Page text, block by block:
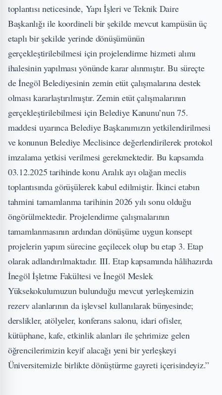
toplantısı neticesinde, Yapı İşleri ve Teknik Daire
Başkanlığı ile koordineli bir şekilde mevcut kampüsün üç
etaplı bir şekilde yerinde dönüşümünün
gerçekleştirilebilmesi için projelendirme hizmeti alımı
ihalesinin yapılması yönünde karar alınmıştır. Bu süreçte
de İnegöl Belediyesinin zemin etüt çalışmalarına destek
olması kararlaştırılmıştır. Zemin etüt çalışmalarının
gerçekleştirilebilmesi için Belediye Kanunu’nun 75.
maddesi uyarınca Belediye Başkanımızın yetkilendirilmesi
ve konunun Belediye Meclisince değerlendirilerek protokol
imzalama yetkisi verilmesi gerekmektedir. Bu kapsamda
03.12.2025 tarihinde konu Aralık ayı olağan meclis
toplantısında görüşülerek kabul edilmiştir. İkinci etabın
tahmini tamamlanma tarihinin 2026 yılı sonu olduğu
öngörülmektedir. Projelendirme çalışmalarının
tamamlanmasının ardından dönüşüme uygun konsept
projelerin yapım sürecine geçilecek olup bu etap 3. Etap
olarak adlandırılmaktadır. III. Etap kapsamında hâlihazırda
İnegöl İşletme Fakültesi ve İnegöl Meslek
Yüksekokulumuzun bulunduğu mevcut yerleşkemizin
rezerv alanlarının da işlevsel kullanılarak bünyesinde;
derslikler, atölyeler, konferans salonu, idari ofisler,
kütüphane, kafe, etkinlik alanları ile şehrimize gelen
öğrencilerimizin keyif alacağı yeni bir yerleşkeyi
Üniversitemizle birlikte dönüştürme gayreti içerisindeyiz.”